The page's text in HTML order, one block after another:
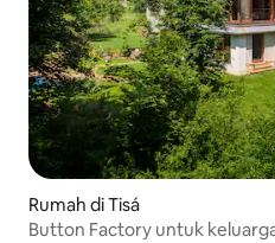
Rumah di Tisá
Button Factory untuk